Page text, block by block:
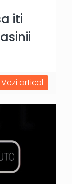
iti
Vezi articol